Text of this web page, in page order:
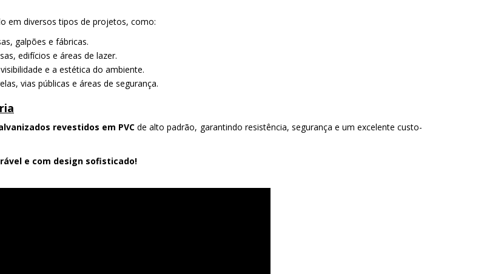
em diversos tipos de projetos, como:
galpões e fábricas.
edifícios e áreas de lazer.
e a estética do ambiente.
vias públicas e áreas de segurança.
revestidos em PVC de alto padrão, garantindo resistência, segurança e um excelente custo-
e com design sofisticado!